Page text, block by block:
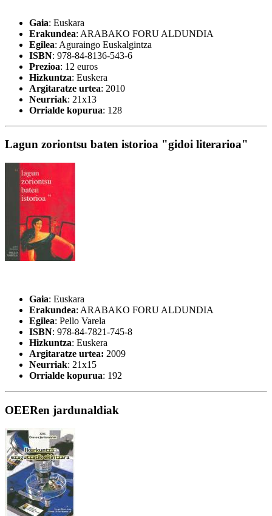
Gaia: Euskara
Erakundea: ARABAKO FORU ALDUNDIA
Egilea: Aguraingo Euskalgintza
ISBN: 978-84-8136-543-6
Prezioa: 12 euros
Hizkuntza: Euskera
Argitaratze urtea: 2010
Neurriak: 21x13
Orrialde kopurua: 128
Lagun zoriontsu baten istorioa "gidoi literarioa"
Gaia: Euskara
Erakundea: ARABAKO FORU ALDUNDIA
Egilea: Pello Varela
ISBN: 978-84-7821-745-8
Hizkuntza: Euskera
Argitaratze urtea: 2009
Neurriak: 21x15
Orrialde kopurua: 192
OEERen jardunaldiak